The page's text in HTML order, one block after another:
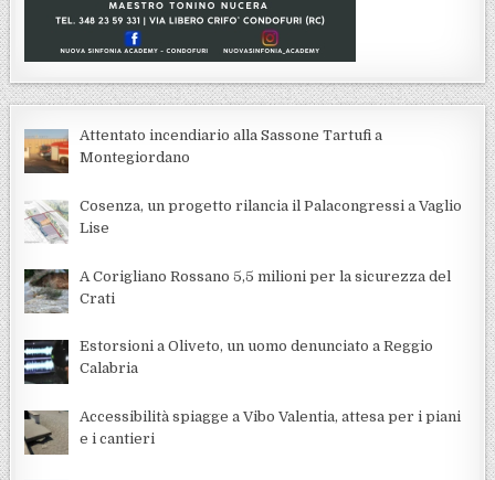
Attentato incendiario alla Sassone Tartufi a
Montegiordano
Cosenza, un progetto rilancia il Palacongressi a Vaglio
Lise
A Corigliano Rossano 5,5 milioni per la sicurezza del
Crati
Estorsioni a Oliveto, un uomo denunciato a Reggio
Calabria
Accessibilità spiagge a Vibo Valentia, attesa per i piani
e i cantieri